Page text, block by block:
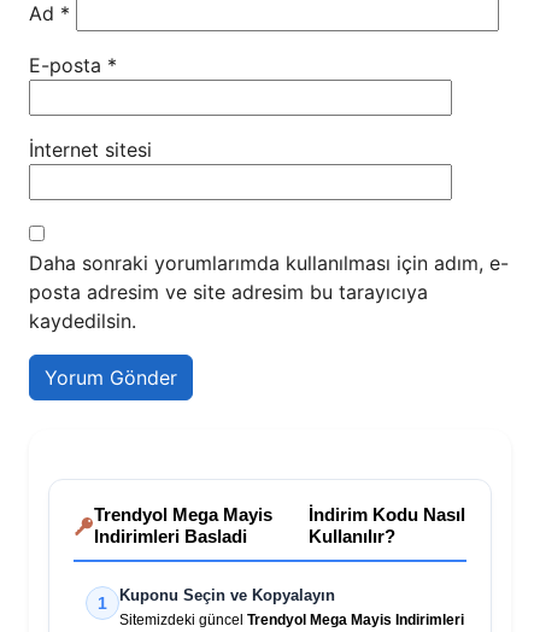
Ad *
E-posta *
İnternet sitesi
Daha sonraki yorumlarımda kullanılması için adım, e-
posta adresim ve site adresim bu tarayıcıya
kaydedilsin.
Trendyol Mega Mayis
Indirimleri Basladi
İndirim Kodu Nasıl
Kullanılır?
1 Kuponu Seçin ve Kopyalayın
Sitemizdeki güncel Trendyol Mega Mayis Indirimleri